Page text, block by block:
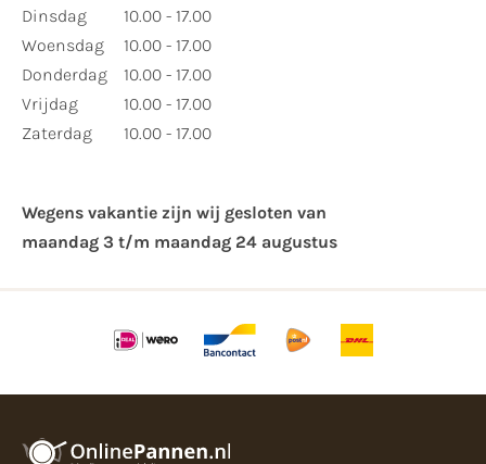
Dinsdag
Woensdag
Donderdag
Vrijdag
Zaterdag
10.00 - 17.00
10.00 - 17.00
10.00 - 17.00
10.00 - 17.00
10.00 - 17.00
Wegens vakantie zijn wij gesloten van ​
maandag 3 t/m maandag 24 augustus